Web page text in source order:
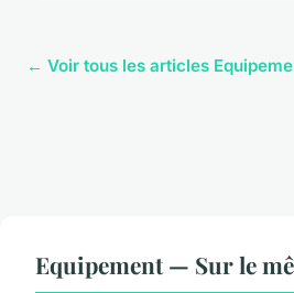
← Voir tous les articles
Equipement — Sur le